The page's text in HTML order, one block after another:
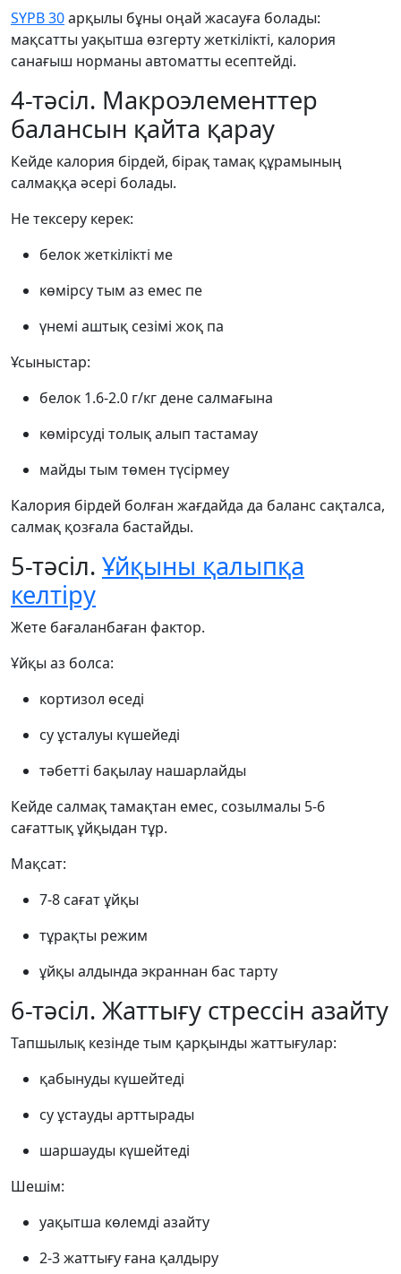
SYPB 30арқылы бұны оңай жасауға болады:
мақсатты уақытша өзгерту жеткілікті, калория
санағыш норманы автоматты есептейді.
4-тәсіл. Макроэлементтер
балансын қайта қарау
Кейде калория бірдей, бірақ тамақ құрамының
салмаққа әсері болады.
Не тексеру керек:
белок жеткілікті ме
көмірсу тым аз емес пе
үнемі аштық сезімі жоқ па
Ұсыныстар:
белок 1.6-2.0 г/кг дене салмағына
көмірсуді толық алып тастамау
майды тым төмен түсірмеу
Калория бірдей болған жағдайда да баланс сақталса,
салмақ қозғала бастайды.
5-тәсіл. Ұйқыны қалыпқа
келтіру
Жете бағаланбаған фактор.
Ұйқы аз болса:
кортизол өседі
су ұсталуы күшейеді
тәбетті бақылау нашарлайды
Кейде салмақ тамақтан емес, созылмалы 5-6
сағаттық ұйқыдан тұр.
Мақсат:
7-8 сағат ұйқы
тұрақты режим
ұйқы алдында экраннан бас тарту
6-тәсіл. Жаттығу стрессін азайту
Тапшылық кезінде тым қарқынды жаттығулар:
қабынуды күшейтеді
су ұстауды арттырады
шаршауды күшейтеді
Шешім:
уақытша көлемді азайту
2-3 жаттығу ғана қалдыру